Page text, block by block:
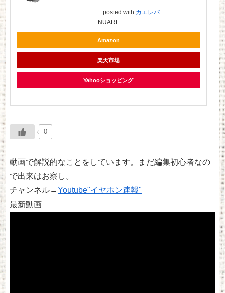
posted with カエレバ
NUARL
Amazon
楽天市場
Yahooショッピング
0
動画で解説的なことをしています。まだ編集初心者なの
で出来はお察し。
チャンネル→ Youtube"イヤホン速報"
最新動画